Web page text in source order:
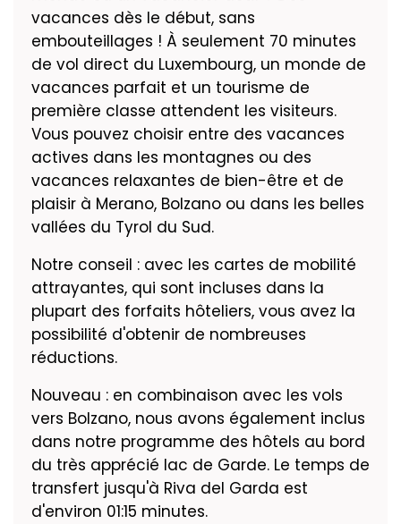
vacances dès le début, sans
embouteillages ! À seulement 70 minutes
de vol direct du Luxembourg, un monde de
vacances parfait et un tourisme de
première classe attendent les visiteurs.
Vous pouvez choisir entre des vacances
actives dans les montagnes ou des
vacances relaxantes de bien-être et de
plaisir à Merano, Bolzano ou dans les belles
vallées du Tyrol du Sud.
Notre conseil : avec les cartes de mobilité
attrayantes, qui sont incluses dans la
plupart des forfaits hôteliers, vous avez la
possibilité d'obtenir de nombreuses
réductions.
Nouveau : en combinaison avec les vols
vers Bolzano, nous avons également inclus
dans notre programme des hôtels au bord
du très apprécié lac de Garde. Le temps de
transfert jusqu'à Riva del Garda est
d'environ 01:15 minutes.